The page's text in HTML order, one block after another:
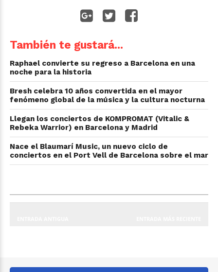
También te gustará...
Raphael convierte su regreso a Barcelona en una
noche para la historia
Bresh celebra 10 años convertida en el mayor
fenómeno global de la música y la cultura nocturna
Llegan los conciertos de KOMPROMAT (Vitalic &
Rebeka Warrior) en Barcelona y Madrid
Nace el Blaumarí Music, un nuevo ciclo de
conciertos en el Port Vell de Barcelona sobre el mar